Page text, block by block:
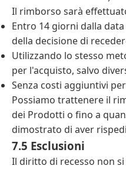
Il rimborso sarà
Entro 14 giorni dalla
della decisione di
Utilizzando lo stesso
per l'acquisto, salvo
Senza costi aggiuntivi
Possiamo trattenere il
dei Prodotti o fino a
dimostrato di aver
7.5 Esclusioni
Il diritto di recesso non